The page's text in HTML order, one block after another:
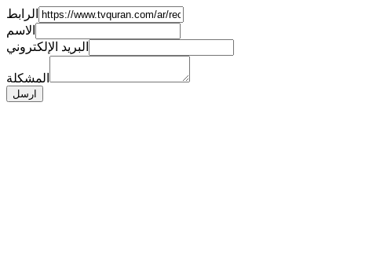
الرابط
الاسم
البريد الإلكتروني
المشكلة
ارسل